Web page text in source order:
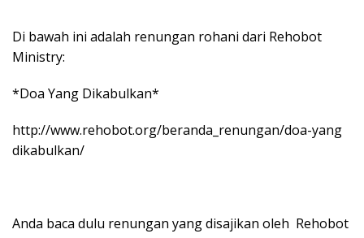
Di bawah ini adalah renungan rohani dari Rehobot
Ministry:
*Doa Yang Dikabulkan*
http://www.rehobot.org/beranda_renungan/doa-yang
dikabulkan/
Anda baca dulu renungan yang disajikan oleh Rehobot